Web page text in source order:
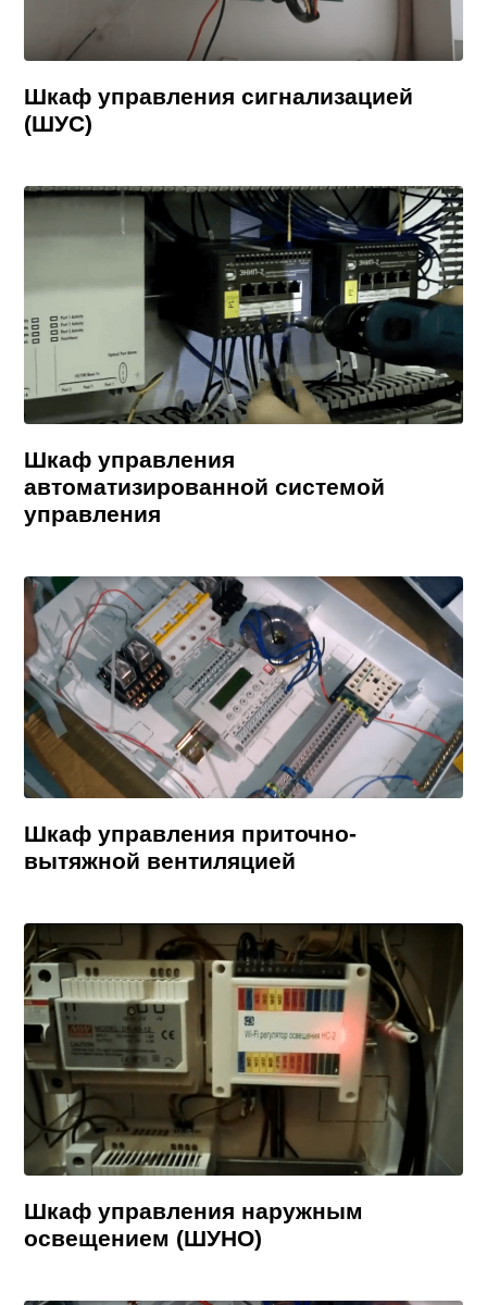
Шкаф управления сигнализацией
(ШУС)
Шкаф управления
автоматизированной системой
управления
Шкаф управления приточно-
вытяжной вентиляцией
Шкаф управления наружным
освещением (ШУНО)